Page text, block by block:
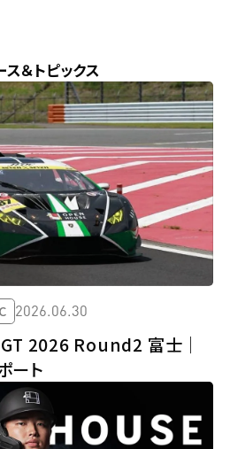
ス＆トピックス
2026.06.30
GT 2026 Round2 富士｜
ート